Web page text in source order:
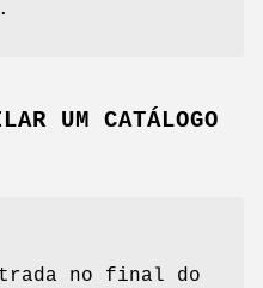
UM CATÁLOGO
no final do